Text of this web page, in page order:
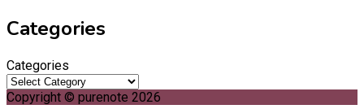
Categories
Categories
Copyright © purenote 2026